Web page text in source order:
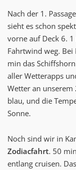
Nach der 1.
sieht es schon
vorne auf Deck 6.
Fahrtwind weg.
min das
aller Wetterapps
Wetter an unserem
blau, und die
Sonne.
Noch sind wir in
Zodiacfahrt. 50
entlang cruisen.